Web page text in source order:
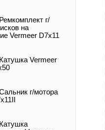
г/
на
Vermeer D7x11
Vermeer
г/мотора